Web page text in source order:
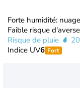
Forte humidité:
Faible risque
Risque de pluie
Indice UV6 Fort